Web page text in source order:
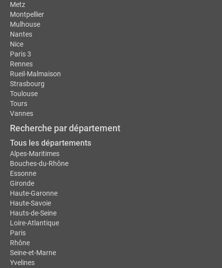
Metz
Montpellier
Mulhouse
Nantes
Nice
Paris 3
Rennes
Rueil-Malmaison
Strasbourg
Toulouse
Tours
Vannes
Recherche par département
Tous les départements
Alpes-Maritimes
Bouches-du-Rhône
Essonne
Gironde
Haute-Garonne
Haute-Savoie
Hauts-de-Seine
Loire-Atlantique
Paris
Rhône
Seine-et-Marne
Yvelines